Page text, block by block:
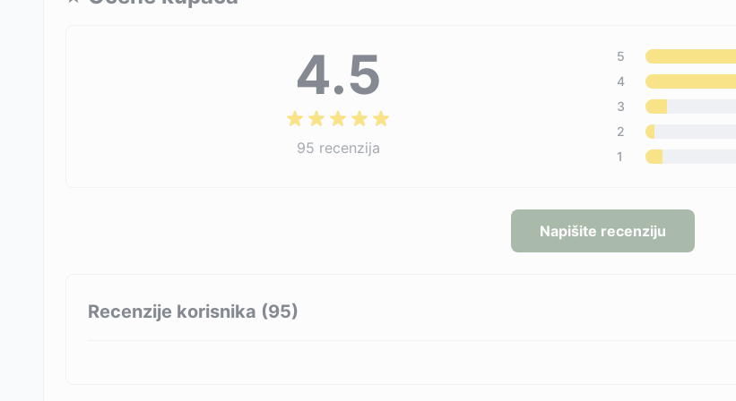
4.5
95 recenzija
5
4
3
2
1
Napišite recenziju
Recenzije korisnika (95)